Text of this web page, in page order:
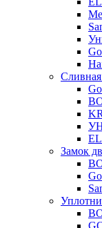
Замок